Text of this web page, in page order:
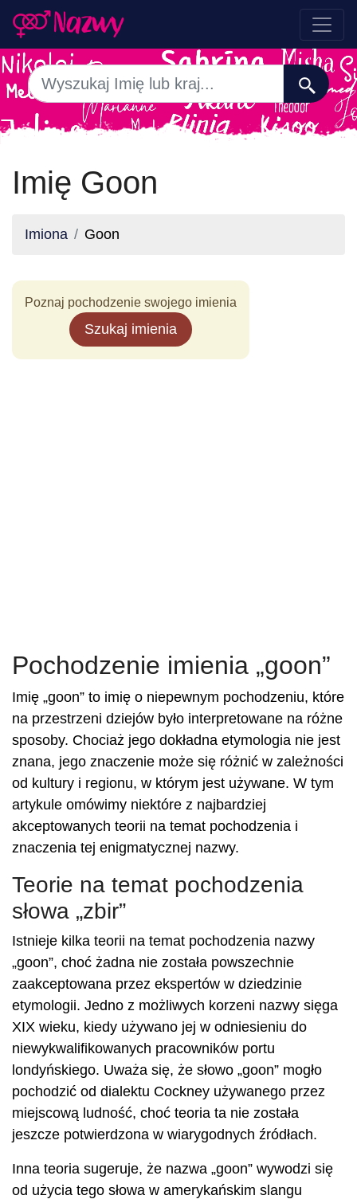
Imię Goon
Imiona Goon
Poznaj pochodzenie swojego imienia
Szukaj imienia
Pochodzenie imienia „goon”
Imię „goon” to imię o niepewnym pochodzeniu, które
na przestrzeni dziejów było interpretowane na różne
sposoby. Chociaż jego dokładna etymologia nie jest
znana, jego znaczenie może się różnić w zależności
od kultury i regionu, w którym jest używane. W tym
artykule omówimy niektóre z najbardziej
akceptowanych teorii na temat pochodzenia i
znaczenia tej enigmatycznej nazwy.
Teorie na temat pochodzenia
słowa „zbir”
Istnieje kilka teorii na temat pochodzenia nazwy
„goon”, choć żadna nie została powszechnie
zaakceptowana przez ekspertów w dziedzinie
etymologii. Jedno z możliwych korzeni nazwy sięga
XIX wieku, kiedy używano jej w odniesieniu do
niewykwalifikowanych pracowników portu
londyńskiego. Uważa się, że słowo „goon” mogło
pochodzić od dialektu Cockney używanego przez
miejscową ludność, choć teoria ta nie została
jeszcze potwierdzona w wiarygodnych źródłach.
Inna teoria sugeruje, że nazwa „goon” wywodzi się
od użycia tego słowa w amerykańskim slangu